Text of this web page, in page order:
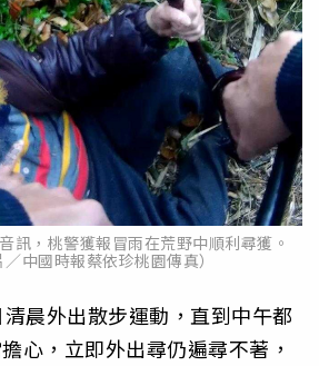
訊，桃警獲報冒雨在荒野中順利尋獲。
／中國時報蔡依珍桃園傳真）
晨外出散步運動，直到中午都
心，立即外出尋仍遍尋不著，